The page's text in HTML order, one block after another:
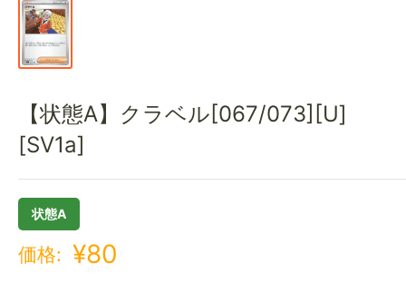
【状態A】クラベル[067/073][U]
[SV1a]
状態A
価格: ¥80